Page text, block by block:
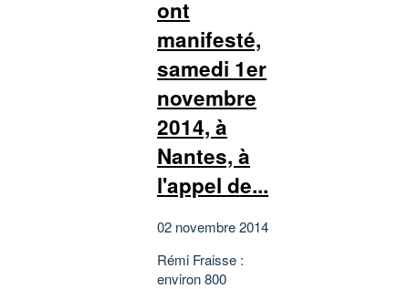
ont
manifesté,
samedi 1er
novembre
2014, à
Nantes, à
l'appel de...
02 novembre 2014
Rémi Fraisse :
environ 800